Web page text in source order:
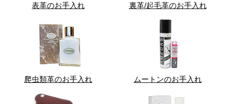
表革のお手入れ 裏革/起毛革のお手入れ
爬虫類革のお手入れ ムートンのお手入れ